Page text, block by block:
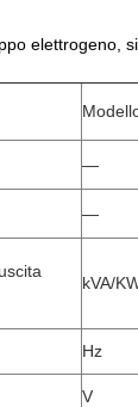
elettrogeno,
—
—
kVA/
Hz
V